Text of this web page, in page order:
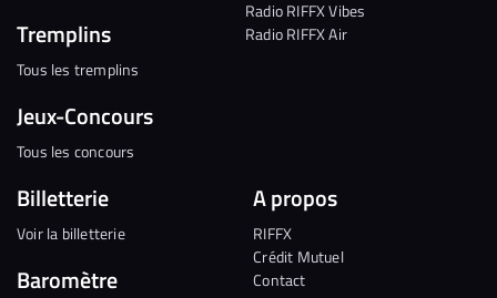
Tremplins
Tous les tremplins
Jeux-Concours
Tous les concours
Radio RIFFX Vibes
Radio RIFFX Air
Billetterie
Voir la billetterie
Baromètre
A propos
RIFFX
Crédit Mutuel
Contact